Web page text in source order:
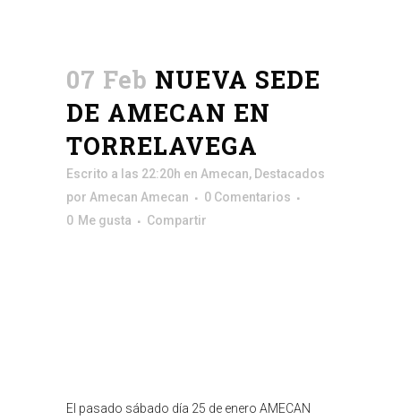
07 Feb NUEVA SEDE
DE AMECAN EN
TORRELAVEGA
Escrito a las 22:20h en Amecan, Destacados
por Amecan Amecan
0 Comentarios
0 Me gusta Compartir
El pasado sábado día 25 de enero AMECAN